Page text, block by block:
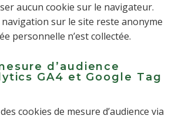
aucun cookie sur le navigateur.
sur le site reste anonyme
personnelle n’est collectée.
d’audience
GA4 et Google Tag
cookies de mesure d’audience via